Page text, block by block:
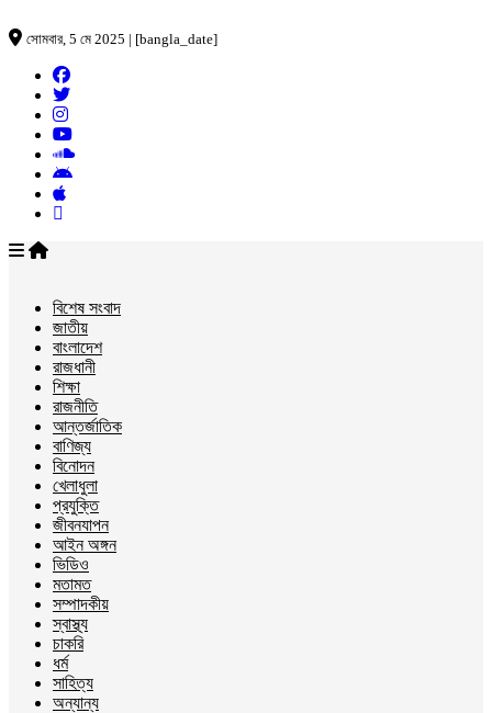
সোমবার, 5 মে 2025 | [bangla_date]
বিশেষ সংবাদ
জাতীয়
বাংলাদেশ
রাজধানী
শিক্ষা
রাজনীতি
আন্তর্জাতিক
বাণিজ্য
বিনোদন
খেলাধুলা
প্রযুক্তি
জীবনযাপন
আইন অঙ্গন
ভিডিও
মতামত
সম্পাদকীয়
স্বাস্থ্য
চাকরি
ধর্ম
সাহিত্য
অন্যান্য